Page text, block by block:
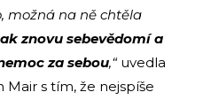
možná na ně chtěla
znovu sebevědomí a
za sebou,“uvedla
Mair s tím, že nejspíše